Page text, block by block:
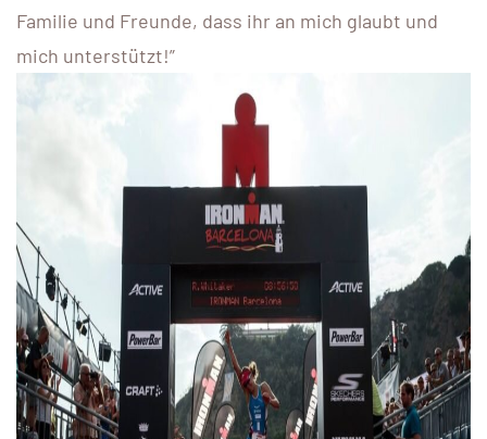
Familie und Freunde, dass ihr an mich glaubt und
mich unterstützt!”